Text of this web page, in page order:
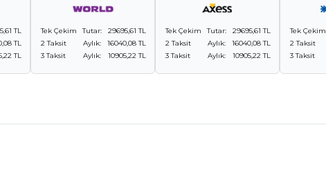
TL
TL
TL
Tek Çekim Tutar:
29695,61 TL
2 Taksit
Aylık:
16040,08 TL
3 Taksit
Aylık: 10905,22 TL
Tek Çekim Tutar:
29695,61 TL
2 Taksit
Aylık:
16040,08 TL
3 Taksit
Aylık: 10905,22 TL
Tek Çekim
2 Taksit
3 Taksit